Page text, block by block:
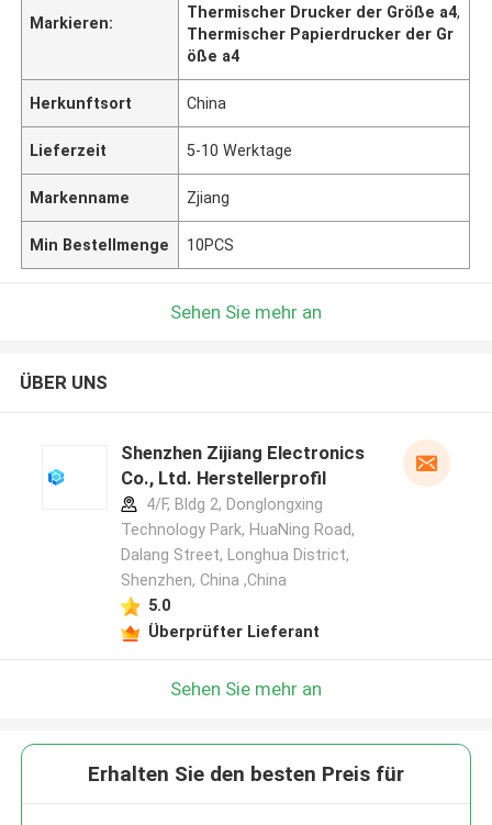
Markieren:
Thermischer Drucker der Größe a4,
Thermischer Papierdrucker der Gr
öße a4
Herkunftsort China
Lieferzeit 5-10 Werktage
Markenname Zjiang
Min Bestellmenge 10PCS
Sehen Sie mehr an
ÜBER UNS
Shenzhen Zijiang Electronics
Co., Ltd. Herstellerprofil
4/F, Bldg 2, Donglongxing
Technology Park, HuaNing Road,
Dalang Street, Longhua District,
Shenzhen, China ,China
5.0
Überprüfter Lieferant
Sehen Sie mehr an
Erhalten Sie den besten Preis für